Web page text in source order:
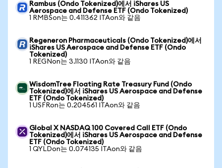
Rambus (Ondo Tokenized)에서 iShares US
Aerospace and Defense ETF (Ondo Tokenized)
1 RMBSon는 0.411362 ITAon와 같음
Regeneron Pharmaceuticals (Ondo Tokenized)에서
iShares US Aerospace and Defense ETF (Ondo
Tokenized)
1 REGNon는 3.1130 ITAon와 같음
WisdomTree Floating Rate Treasury Fund (Ondo
Tokenized)에서 iShares US Aerospace and Defense
ETF (Ondo Tokenized)
1 USFRon는 0.204561 ITAon와 같음
Global X NASDAQ 100 Covered Call ETF (Ondo
Tokenized)에서 iShares US Aerospace and Defense
ETF (Ondo Tokenized)
1 QYLDon는 0.074135 ITAon와 같음